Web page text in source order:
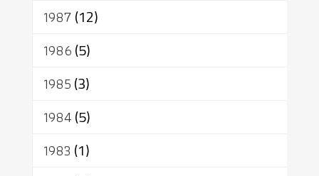
1987(12)
1986(5)
1985(3)
1984(5)
1983 (1)